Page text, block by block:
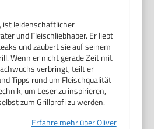
ist leidenschaftlicher
und Fleischliebhaber. Er liebt
und zaubert sie auf seinem
Wenn er nicht gerade Zeit mit
verbringt, teilt er
Tipps rund um Fleischqualität
um Leser zu inspirieren,
zum Grillprofi zu werden.
Erfahre mehr über Oliver